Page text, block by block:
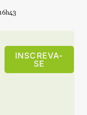
INSCREVA-
SE